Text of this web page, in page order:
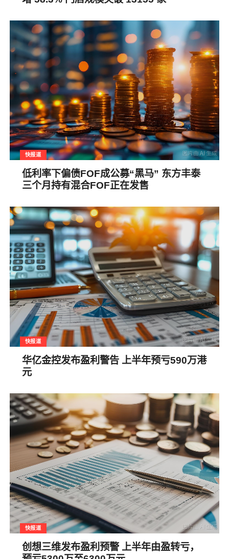
快报道
低利率下偏债FOF成公募“黑马” 东方丰泰
三个月持有混合FOF正在发售
快报道
华亿金控发布盈利警告 上半年预亏590万港
元
快报道
创想三维发布盈利预警 上半年由盈转亏，